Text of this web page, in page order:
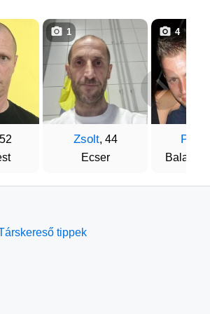
Zsolt, 44
Ecser
1
Péter
4
tippek